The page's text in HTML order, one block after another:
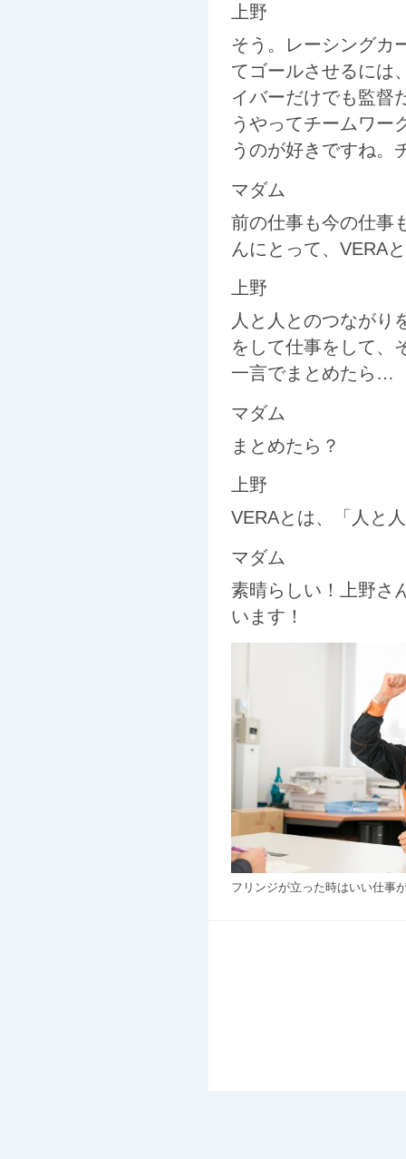
上野
そう。レーシングカ
てゴールさせるには
イバーだけでも監督
うやってチームワー
うのが好きですね。
マダム
前の仕事も今の仕事
んにとって、VERA
上野
人と人とのつながり
をして仕事をして、
一言でまとめたら…
マダム
まとめたら？
上野
VERAとは、「人と
マダム
素晴らしい！上野さ
います！
フリンジが立った時はいい仕事